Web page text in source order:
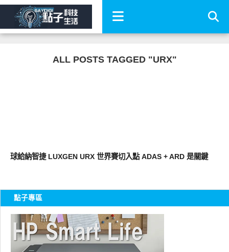
ALL POSTS TAGGED "URX"
球給納智捷 LUXGEN URX 世界賽切入點 ADAS + ARD 是關鍵
點子專區